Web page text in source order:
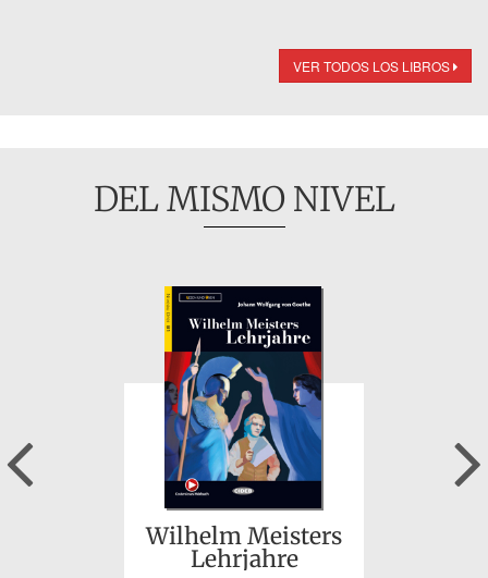
VER TODOS LOS LIBROS
DEL MISMO NIVEL
Wilhelm Meisters
Lehrjahre
Previous